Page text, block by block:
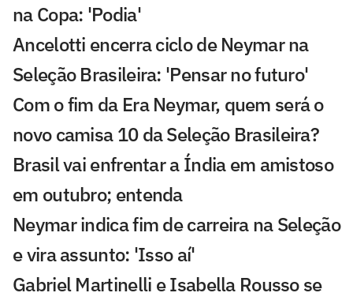
na Copa: 'Podia'
Ancelotti encerra ciclo de Neymar na
Seleção Brasileira: 'Pensar no futuro'
Com o fim da Era Neymar, quem será o
novo camisa 10 da Seleção Brasileira?
Brasil vai enfrentar a Índia em amistoso
em outubro; entenda
Neymar indica fim de carreira na Seleção
e vira assunto: 'Isso aí'
Gabriel Martinelli e Isabella Rousso se